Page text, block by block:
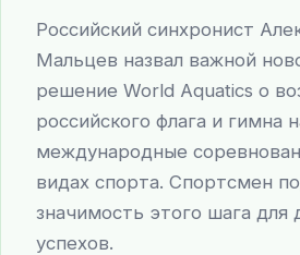
Российский синхронист
Мальцев назвал важной
решение World Aquatics о
российского флага и гимна
международные
видах спорта. Спортсмен
значимость этого шага для
успехов.